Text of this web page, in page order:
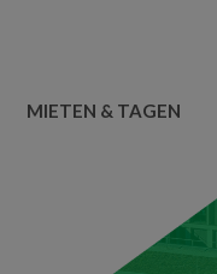
MIETEN & TAGEN